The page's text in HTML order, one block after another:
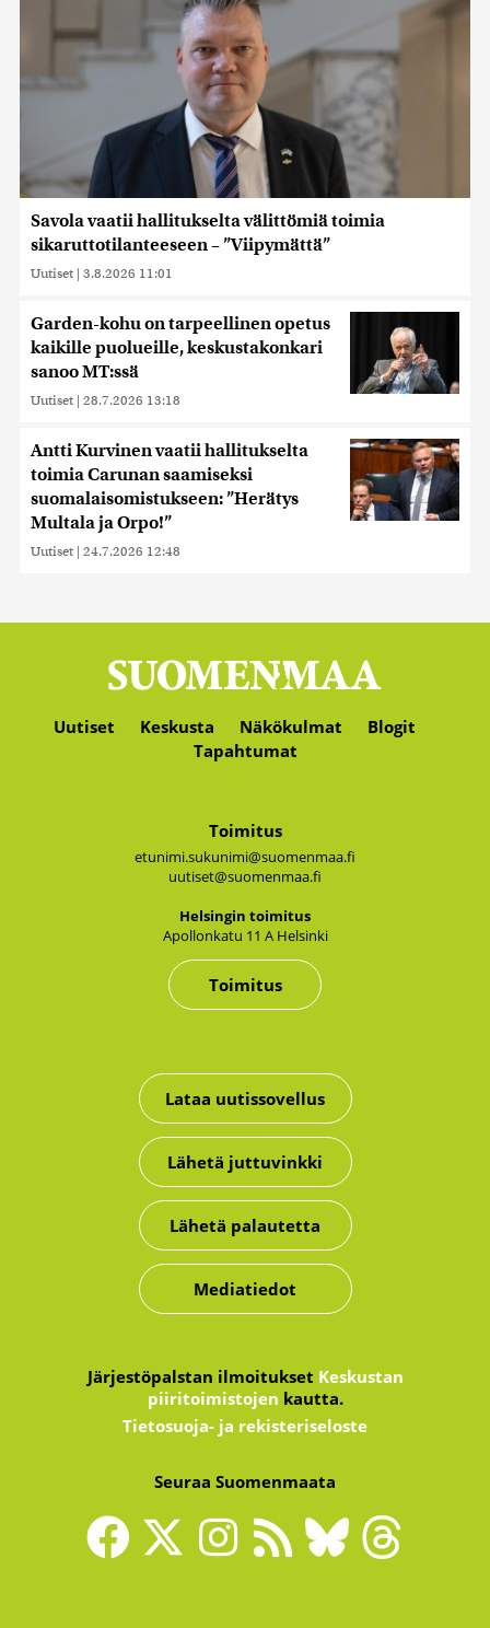
Savola vaatii hallitukselta välittömiä toimia
sikaruttotilanteeseen – ”Viipymättä”
Uutiset | 3.8.2026 11:01
Garden-kohu on tarpeellinen opetus
kaikille puolueille, keskustakonkari
sanoo MT:ssä
Uutiset | 28.7.2026 13:18
Antti Kurvinen vaatii hallitukselta
toimia Carunan saamiseksi
suomalaisomistukseen: ”Herätys
Multala ja Orpo!”
Uutiset | 24.7.2026 12:48
Uutiset Keskusta Näkökulmat
Blogit
Tapahtumat
Toimitus
etunimi.sukunimi@suomenmaa.fi
uutiset@suomenmaa.fi
Hel­sin­gin toi­mi­tus
Apol­lon­ka­tu 11 A Hel­sin­ki
Toimitus
Lataa uutissovellus
Lähetä juttuvinkki
Lähetä palautetta
Mediatiedot
Järjestöpalstan ilmoitukset Keskustan
piiritoimistojen kautta.
Tietosuoja- ja rekisteriseloste
Seuraa Suomenmaata